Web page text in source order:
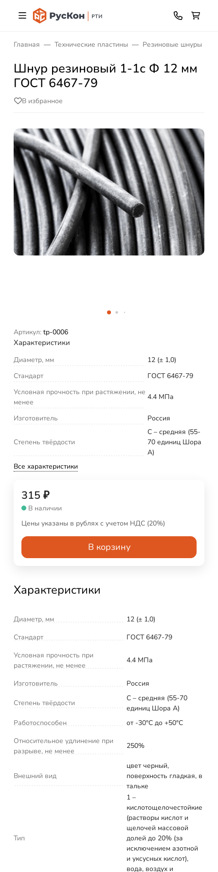
Главная Технические пластины Резиновые шнуры
Шнур резиновый 1-1с Ф 12 мм
ГОСТ 6467-79
В избранное
Артикул: tp-0006
Характеристики
Диаметр, мм
12 (± 1,0)
Стандарт
ГОСТ 6467-79
Условная прочность при растяжении, не
менее
4.4 МПа
Изготовитель Россия
Степень твёрдости
С – средняя (55-
70 единиц Шора
А)
Все характеристики
315 ₽
В наличии
Цены указаны в рублях с учетом НДС (20%)
В корзину
Характеристики
Диаметр, мм
12 (± 1,0)
Стандарт
ГОСТ 6467-79
Условная прочность при
растяжении, не менее
4.4 МПа
Изготовитель Россия
Степень твёрдости
С – средняя (55-70
единиц Шора А)
Работоспособен
от -30°С до +50°С
Относительное удлинение при
разрыве, не менее
250%
Внешний вид
цвет черный,
поверхность гладкая, в
тальке
Тип
1 –
кислотощелочестойкие
(растворы кислот и
щелочей массовой
долей до 20% (за
исключением азотной
и уксусных кислот),
вода, воздух и